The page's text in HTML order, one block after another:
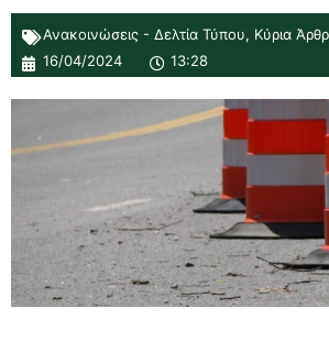
Ανακοινώσεις - Δελτία Τύπου, Κύρια
16/04/2024
13:28